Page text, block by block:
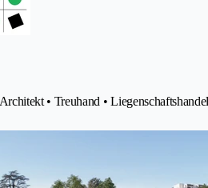
• Treuhand •